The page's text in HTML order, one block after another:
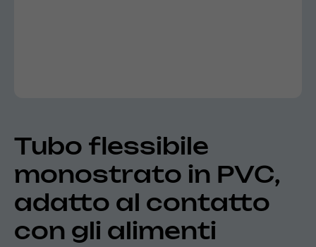
Tubo flessibile
monostrato in PVC,
adatto al contatto
con gli alimenti